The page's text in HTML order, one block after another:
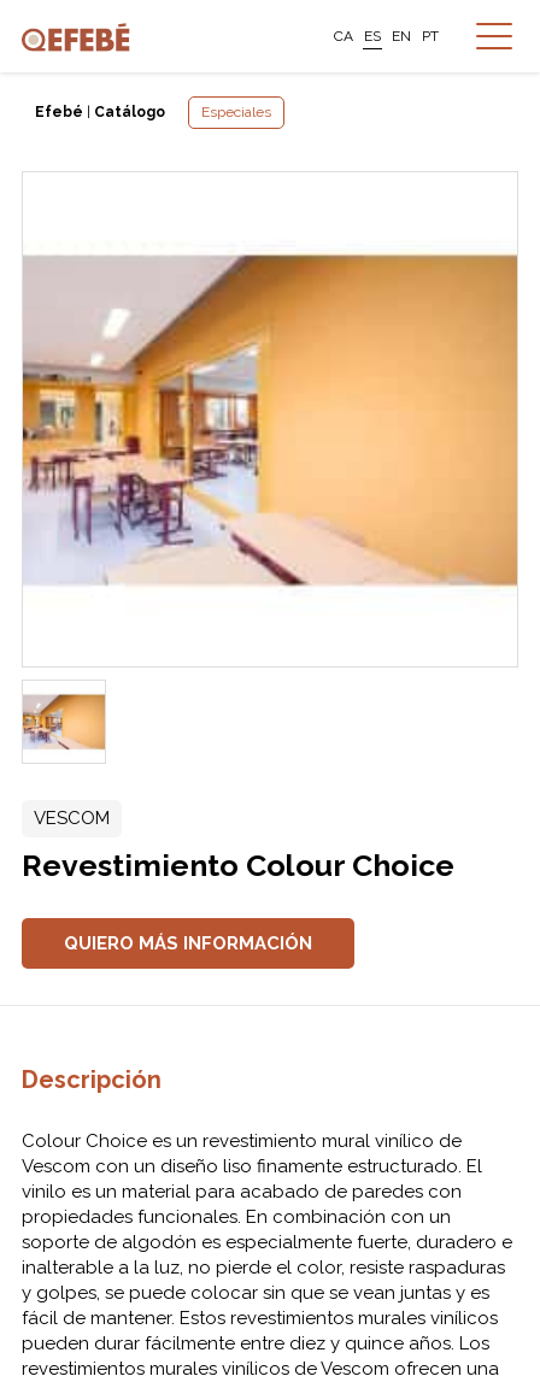
CA ES EN PT
Efebé Catálogo Especiales
VESCOM
Revestimiento Colour Choice
QUIERO MÁS INFORMACIÓN
Descripción
Colour Choice es un revestimiento mural vinílico de
Vescom con un diseño liso finamente estructurado. El
vinilo es un material para acabado de paredes con
propiedades funcionales. En combinación con un
soporte de algodón es especialmente fuerte, duradero e
inalterable a la luz, no pierde el color, resiste raspaduras
y golpes, se puede colocar sin que se vean juntas y es
fácil de mantener. Estos revestimientos murales vinílicos
pueden durar fácilmente entre diez y quince años. Los
revestimientos murales vinílicos de Vescom ofrecen una